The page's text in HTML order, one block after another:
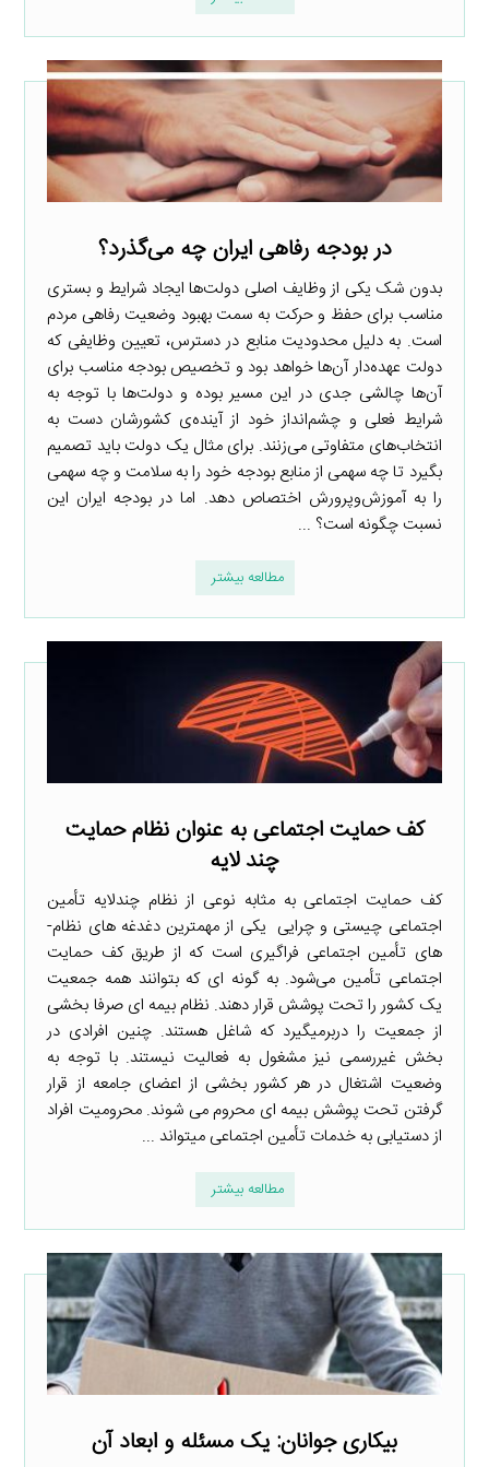
در بودجه رفاهی ایران چه می‌گذرد؟
بدون شک یکی از وظایف اصلی دولت‌ها ایجاد شرایط و بستری
مناسب برای حفظ و حرکت به سمت بهبود وضعیت رفاهی مردم
است. به دلیل محدودیت منابع در دسترس، تعیین وظایفی که
دولت عهده‌دار آن‌ها خواهد بود و تخصیص بودجه مناسب برای
آن‌ها چالشی جدی در این مسیر بوده و دولت‌ها با توجه به
شرایط فعلی و چشم‌انداز خود از آینده‌ی کشورشان دست به
انتخاب‌های متفاوتی می‌زنند. برای مثال یک دولت باید تصمیم
بگیرد تا چه سهمی از منابع بودجه خود را به سلامت و چه سهمی
را به آموزش‌وپرورش اختصاص دهد. اما در بودجه ایران این
نسبت چگونه است؟ ...
مطالعه بیشتر
کف حمایت اجتماعی به عنوان نظام حمایت
چند لایه
کف حمایت اجتماعی به مثابه نوعی از نظام چندلایه تأمین
اجتماعی چیستی و چرایی یکی از مهم­ترین دغدغه­ های نظام­
های تأمین اجتماعی فراگیری است که از طریق کف حمایت
اجتماعی تأمین می‌شود. به گونه ­ای که بتوانند همه جمعیت
یک کشور را تحت پوشش قرار دهند. نظام بیمه­ ای صرفا بخشی
از جمعیت را دربرمی­گیرد که شاغل هستند. چنین افرادی در
بخش غیررسمی نیز مشغول به فعالیت نیستند. با توجه به
وضعیت اشتغال در هر کشور بخشی از اعضای جامعه از قرار
گرفتن تحت پوشش بیمه ­ای محروم می­ شوند. محرومیت افراد
از دست­یابی به خدمات تأمین اجتماعی می­تواند ...
مطالعه بیشتر
بیکاری جوانان: یک مسئله و ابعاد آن